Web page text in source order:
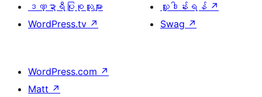
ဒဏ္ဍာရီပြုစုသူများ
WordPress.tv ↗
လှူဒါန်းရန် ↗
Swag ↗
WordPress.com ↗
Matt ↗